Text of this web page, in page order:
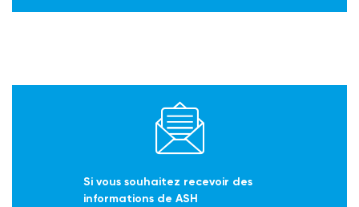
Si vous souhaitez recevoir des
informations de ASH